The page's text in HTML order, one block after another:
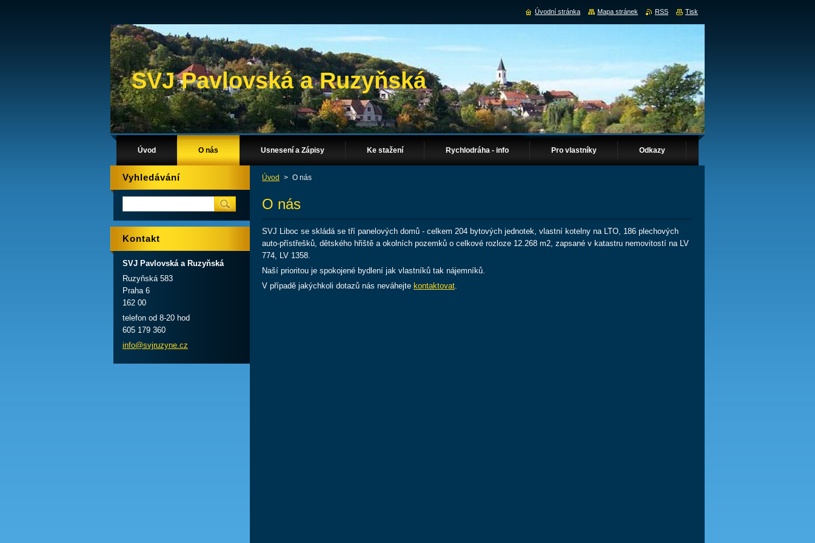
SVJ Pavlovská a Ruzyňská
Úvod O nás Usnesení a Zápisy Ke stažení Rychlodráha - info Pro vlastníky Odkazy
Úvod > O nás
O nás
SVJ Liboc se skládá se tří panelových domů - celkem 204 bytových jednotek, vlastní kotelny na LTO, 186 plechových
auto-přístřešků, dětského hřiště a okolních pozemků o celkové rozloze 12.268 m2, zapsané v katastru nemovitostí na LV
774, LV 1358.
Naší prioritou je spokojené bydlení jak vlastníků tak nájemníků.
V případě jakýchkoli dotazů nás neváhejte kontaktovat.
Vyhledávání
Kontakt
SVJ Pavlovská a Ruzyňská
Ruzyňská 583
Praha 6
162 00
telefon od 8-20 hod
605 179 360
info@svjruzyne.cz
Úvodní stránka Mapa stránek RSS Tisk